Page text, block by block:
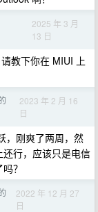
2025 年 3 月
13 日
教下你在 MIUI 上
2023 年 2 月 16
日
，刚爽了两周，然
行，应该只是电信
？
2022 年 12 月 27
日